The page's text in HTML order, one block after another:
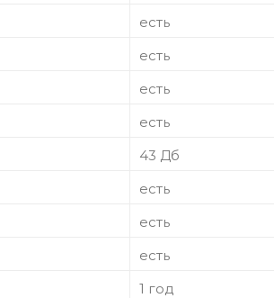
есть
есть
есть
есть
43 Дб
есть
есть
есть
1 год